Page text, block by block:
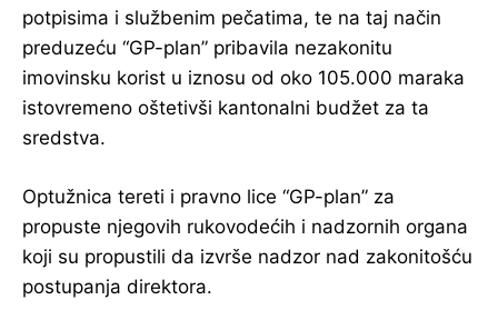
potpisima i službenim pečatima, te na taj način
preduzeću “GP-plan” pribavila nezakonitu
imovinsku korist u iznosu od oko 105.000 maraka
istovremeno oštetivši kantonalni budžet za ta
sredstva.
Optužnica tereti i pravno lice “GP-plan” za
propuste njegovih rukovodećih i nadzornih organa
koji su propustili da izvrše nadzor nad zakonitošću
postupanja direktora.